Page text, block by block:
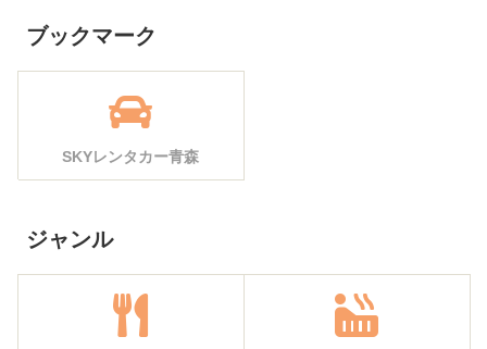
ブックマーク
SKYレンタカー青森
ジャンル